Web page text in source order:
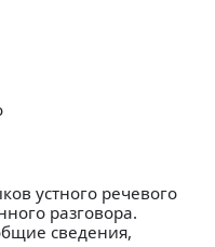
устного речевого
разговора.
сведения,